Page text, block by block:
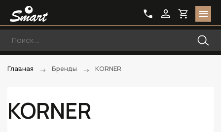
Главная Бренды KORNER
KORNER